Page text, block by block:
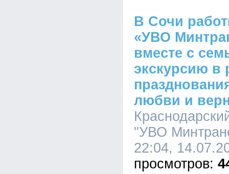
В Сочи
«УВО
вместе с
экскурсию в
любви и
"УВО
22:04,